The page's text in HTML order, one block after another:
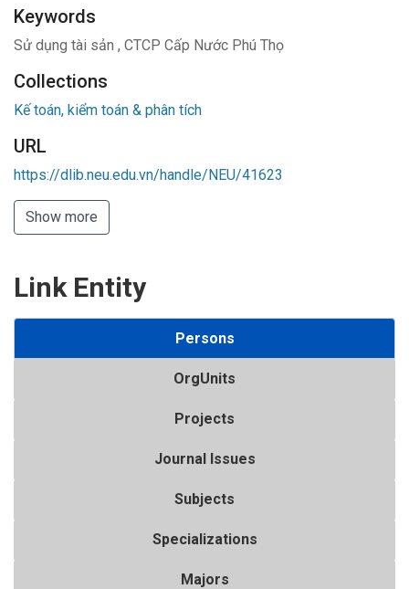
Keywords
Sử dụng tài sản , CTCP Cấp Nước Phú Thọ
Collections
Kế toán, kiểm toán & phân tích
URL
https://dlib.neu.edu.vn/handle/NEU/41623
Show more
Link Entity
Persons
OrgUnits
Projects
Journal Issues
Subjects
Specializations
Majors